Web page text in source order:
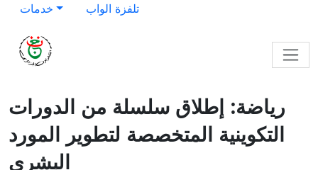
خدمات تلفزة الواب
رياضة: إطلاق سلسلة من الدورات
التكوينية المتخصصة لتطوير المورد
البشري